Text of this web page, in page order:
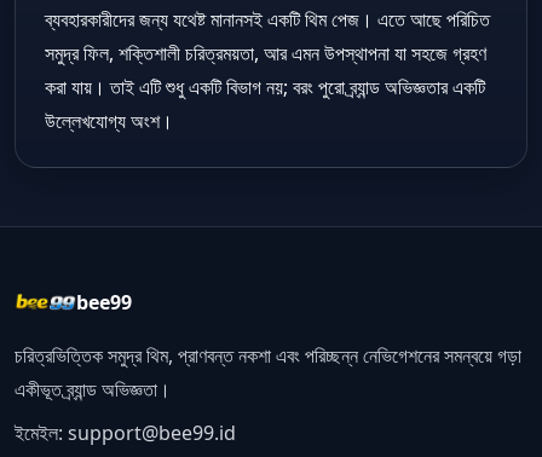
ব্যবহারকারীদের জন্য যথেষ্ট মানানসই একটি থিম পেজ। এতে আছে পরিচিত
সমুদ্র ফিল, শক্তিশালী চরিত্রময়তা, আর এমন উপস্থাপনা যা সহজে গ্রহণ
করা যায়। তাই এটি শুধু একটি বিভাগ নয়; বরং পুরো ব্র্যান্ড অভিজ্ঞতার একটি
উল্লেখযোগ্য অংশ।
bee99
চরিত্রভিত্তিক সমুদ্র থিম, প্রাণবন্ত নকশা এবং পরিচ্ছন্ন নেভিগেশনের সমন্বয়ে গড়া
একীভূত ব্র্যান্ড অভিজ্ঞতা।
ইমেইল: support@bee99.id